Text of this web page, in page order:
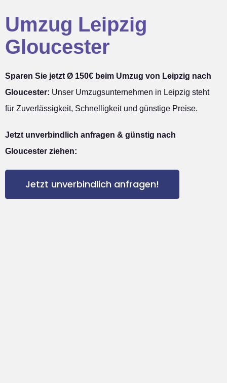
Umzug Leipzig
Gloucester
Sparen Sie jetzt Ø 150€ beim Umzug von Leipzig nach
Gloucester: Unser Umzugsunternehmen in Leipzig steht
für Zuverlässigkeit, Schnelligkeit und günstige Preise.
Jetzt unverbindlich anfragen & günstig nach
Gloucester ziehen:
Jetzt unverbindlich anfragen!